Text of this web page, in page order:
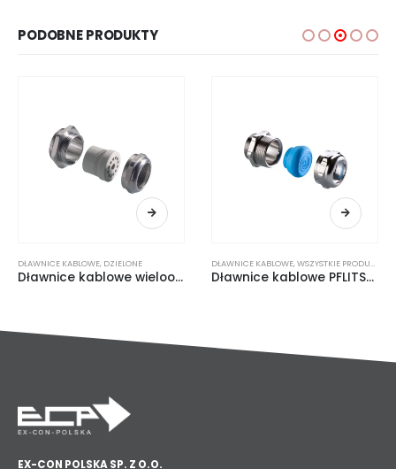
PODOBNE PRODUKTY
DŁAWNICE KABLOWE, DZIELONE
Dławnice kablowe wielootworowe
DŁAWNICE KABLOWE,WSZYSTKIE PRODUKTY
Dławnice kablowe PFLITSCH Blueglobe
EX-CON POLSKA SP. Z O.O.